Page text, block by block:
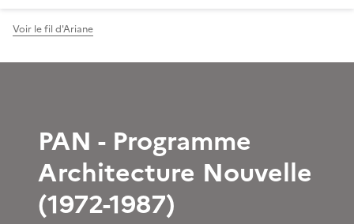
Voir le fil d'Ariane
PAN - Programme
Architecture Nouvelle
(1972-1987)